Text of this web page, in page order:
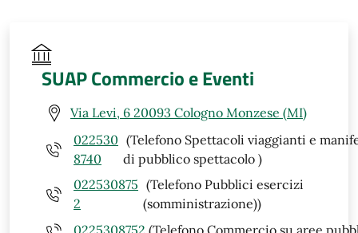
SUAP Commercio e Eventi
Via Levi, 6 20093 Cologno Monzese (MI)
022530
8740
(Telefono Spettacoli viaggianti e
di pubblico spettacolo )
022530875
2
(Telefono Pubblici esercizi
(somministrazione))